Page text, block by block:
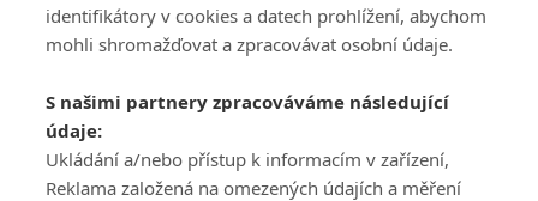
identifikátory v cookies a datech prohlížení, abychom
mohli shromažďovat a zpracovávat osobní údaje.
S našimi partnery zpracováváme následující
údaje:
Ukládání a/nebo přístup k informacím v zařízení,
Reklama založená na omezených údajích a měření